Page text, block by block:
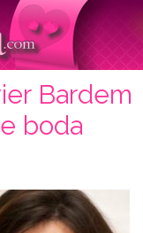
Bardem
boda